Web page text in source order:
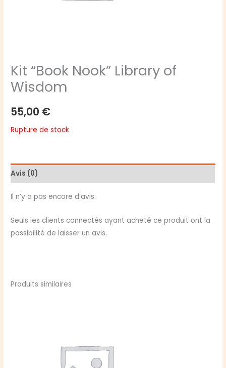
Kit “Book Nook” Library of
Wisdom
55,00 €
Rupture de stock
Avis (0)
Il n’y a pas encore d’avis.
Seuls les clients connectés ayant acheté ce produit ont la
possibilité de laisser un avis.
Produits similaires